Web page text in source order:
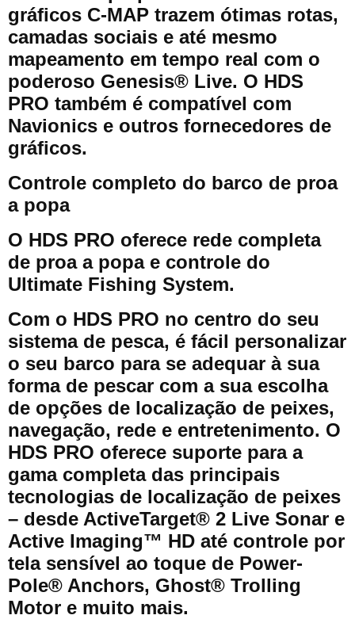
gráficos C-MAP trazem ótimas rotas,
camadas sociais e até mesmo
mapeamento em tempo real com o
poderoso Genesis® Live. O HDS
PRO também é compatível com
Navionics e outros fornecedores de
gráficos.
Controle completo do barco de proa
a popa
O HDS PRO oferece rede completa
de proa a popa e controle do
Ultimate Fishing System.
Com o HDS PRO no centro do seu
sistema de pesca, é fácil personalizar
o seu barco para se adequar à sua
forma de pescar com a sua escolha
de opções de localização de peixes,
navegação, rede e entretenimento. O
HDS PRO oferece suporte para a
gama completa das principais
tecnologias de localização de peixes
– desde ActiveTarget® 2 Live Sonar e
Active Imaging™ HD até controle por
tela sensível ao toque de Power-
Pole® Anchors, Ghost® Trolling
Motor e muito mais.